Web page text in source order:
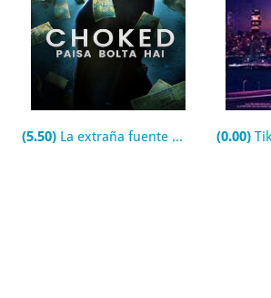
(5.50) La extraña fuente de la fortuna (0.00)